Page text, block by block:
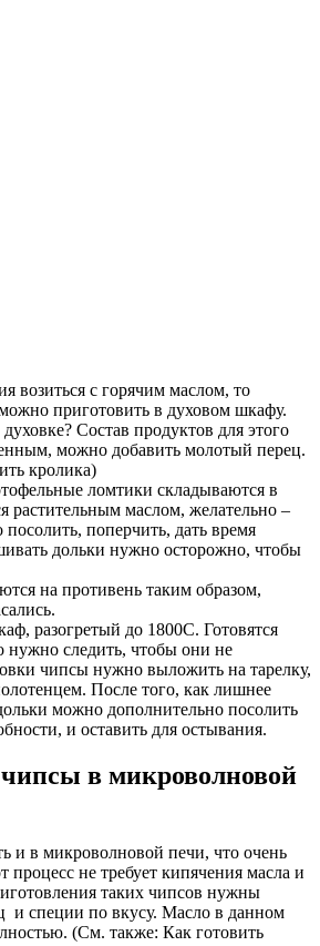
возиться с горячим маслом, то
приготовить в духовом шкафу.
Состав продуктов для этого
можно добавить молотый перец.
кролика)
ломтики складываются в
растительным маслом, желательно –
поперчить, дать время
дольки нужно осторожно, чтобы
на противень таким образом,
разогретый до 1800С. Готовятся
нужно следить, чтобы они не
чипсы нужно выложить на тарелку,
После того, как лишнее
можно дополнительно посолить
и оставить для остывания.
в микроволновой
и в микроволновой печи, что очень
процесс не требует кипячения масла и
таких чипсов нужны
и специи по вкусу. Масло в данном
(См. также: Как готовить